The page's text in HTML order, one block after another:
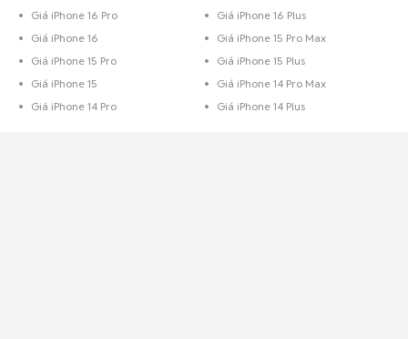
Giá iPhone 16 Pro
Giá iPhone 16 Plus
Giá iPhone 16
Giá iPhone 15 Pro Max
Giá iPhone 15 Pro
Giá iPhone 15 Plus
Giá iPhone 15
Giá iPhone 14 Pro Max
Giá iPhone 14 Pro
Giá iPhone 14 Plus